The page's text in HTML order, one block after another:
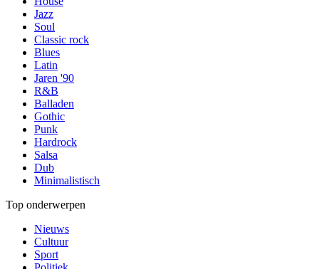
Jazz
Soul
Classic rock
Blues
Latin
Jaren '90
R&B
Balladen
Gothic
Punk
Hardrock
Salsa
Dub
Minimalistisch
Top onderwerpen
Nieuws
Cultuur
Sport